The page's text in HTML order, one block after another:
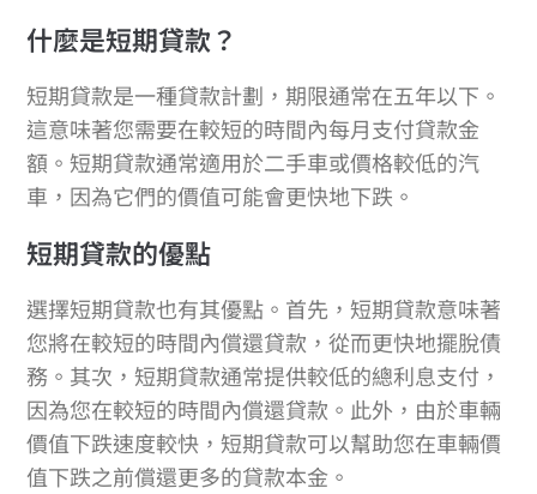
什麼是短期貸款？
短期貸款是一種貸款計劃，期限通常在五年以下。
這意味著您需要在較短的時間內每月支付貸款金
額。短期貸款通常適用於二手車或價格較低的汽
車，因為它們的價值可能會更快地下跌。
短期貸款的優點
選擇短期貸款也有其優點。首先，短期貸款意味著
您將在較短的時間內償還貸款，從而更快地擺脫債
務。其次，短期貸款通常提供較低的總利息支付，
因為您在較短的時間內償還貸款。此外，由於車輛
價值下跌速度較快，短期貸款可以幫助您在車輛價
值下跌之前償還更多的貸款本金。